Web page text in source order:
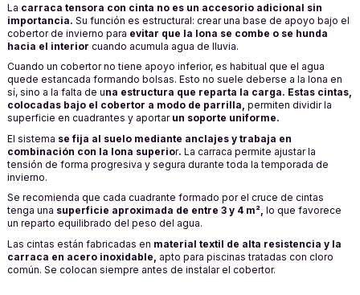
La carraca tensora con cinta no es un accesorio adicional sin
importancia. Su función es estructural: crear una base de apoyo bajo el
cobertor de invierno para evitar que la lona se combe o se hunda
hacia el interior cuando acumula agua de lluvia.
Cuando un cobertor no tiene apoyo inferior, es habitual que el agua
quede estancada formando bolsas. Esto no suele deberse a la lona en
sí, sino a la falta de una estructura que reparta la carga. Estas cintas,
colocadas bajo el cobertor a modo de parrilla, permiten dividir la
superficie en cuadrantes y aportar un soporte uniforme.
El sistema se fija al suelo mediante anclajes y trabaja en
combinación con la lona superior. La carraca permite ajustar la
tensión de forma progresiva y segura durante toda la temporada de
invierno.
Se recomienda que cada cuadrante formado por el cruce de cintas
tenga una superficie aproximada de entre 3 y 4 m², lo que favorece
un reparto equilibrado del peso del agua.
Las cintas están fabricadas en material textil de alta resistencia y la
carraca en acero inoxidable, apto para piscinas tratadas con cloro
común. Se colocan siempre antes de instalar el cobertor.